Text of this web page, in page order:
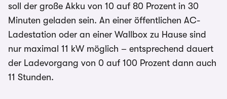
soll der große Akku von 10 auf 80 Prozent in 30
Minuten geladen sein. An einer öffentlichen AC-
Ladestation oder an einer Wallbox zu Hause sind
nur maximal 11 kW möglich – entsprechend dauert
der Ladevorgang von 0 auf 100 Prozent dann auch
11 Stunden.